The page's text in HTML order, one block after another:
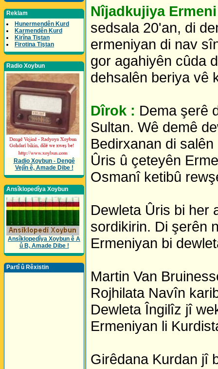
Reklam
Hunermendên Kurd
Karmendên Kurd
Kirîna Tiştan
Firotina Tiştan
Radio Xoybun
Radio Xoybun - Dengê
Vejîn ê, Amade Dibe !
Ansîklopedîya Xoybun
Ansîklopedîya Xoybun ê A
û B, Amade Dibe !
Partî û Rêxistin
Nîjadkujiya
sedsala 20'an, di
ermeniyan di nav
gor agahiyên cûda
dehsalên beriya vê
Dîrok : Dema şerê
Sultan. Wê demê
Bedirxanan di
Ûris û çeteyên
Osmanî ketibû
Dewleta Ûris bi her
sordikirin. Di şerên
Ermeniyan bi
Martin Van
Rojhilata Navîn
Dewleta Îngilîz jî
Ermeniyan li
Girêdana Kurdan jî